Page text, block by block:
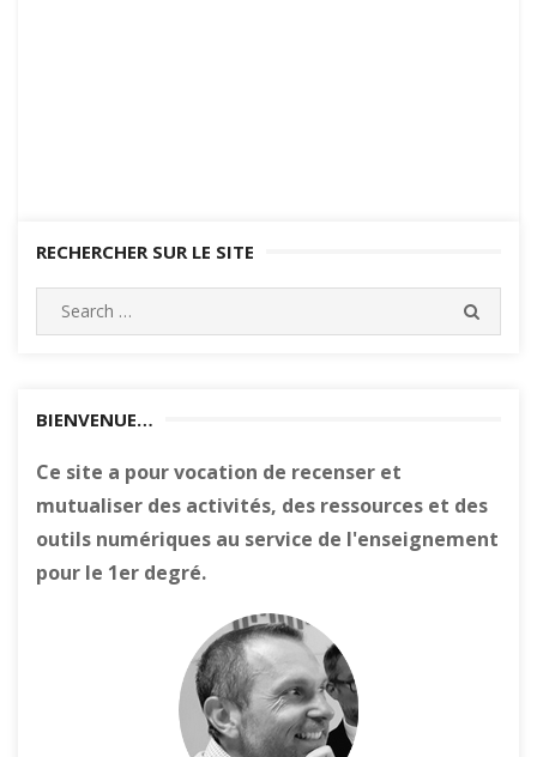
RECHERCHER SUR LE SITE
BIENVENUE…
Ce site a pour vocation de recenser et
mutualiser des activités, des ressources et des
outils numériques au service de l'enseignement
pour le 1er degré.